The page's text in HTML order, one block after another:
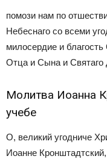
помози нам по
Небеснаго со всеми
милосердие и
Отца и Сына и Святаго
Молитва Иоанна
учебе
О, великий угодниче
Иоанне